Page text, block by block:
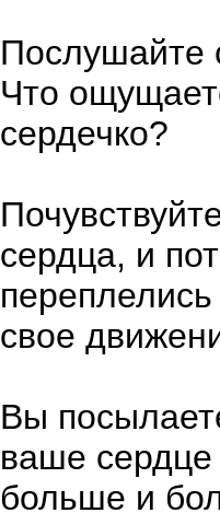
Послушайте
Что
сердечко?
сердца, и
свое
Вы
ваше сердце
больше и